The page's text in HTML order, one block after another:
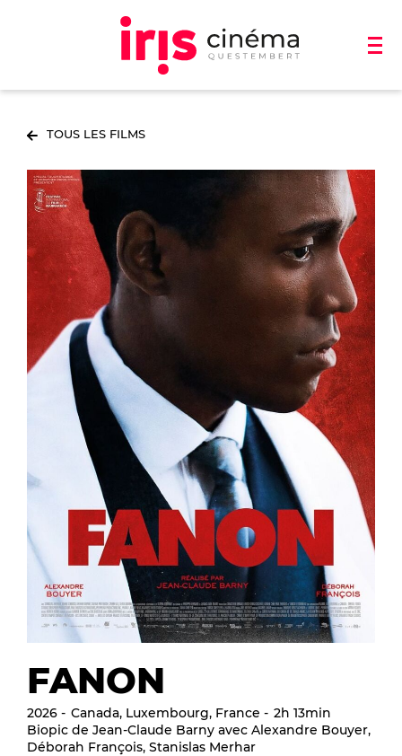
TOUS LES FILMS
FANON
2026 Canada, Luxembourg, France
2h 13min
Biopic de Jean-Claude Barny avec Alexandre Bouyer,
Déborah François, Stanislas Merhar